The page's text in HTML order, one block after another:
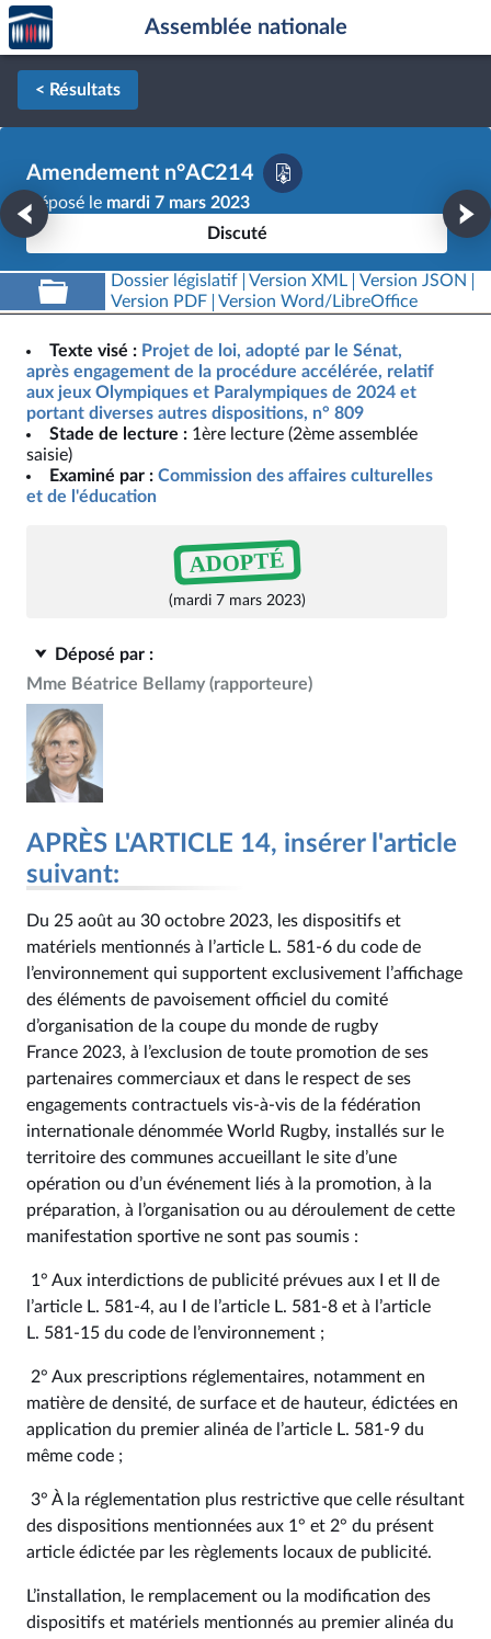
Aller au contenu
Aller en bas de la page
Accèder
à la
page
d'accueil
Assemblée nationale
< Résultats
Amendement n°AC214
Déposé le mardi 7 mars 2023
Discuté
Dossier législatif Version XML
Version JSON
Version PDF
Version Word/LibreOffice
Texte visé : Projet de loi, adopté par le Sénat,
après engagement de la procédure accélérée, relatif
aux jeux Olympiques et Paralympiques de 2024 et
portant diverses autres dispositions, n° 809
Stade de lecture : 1ère lecture (2ème assemblée
saisie)
Examiné par : Commission des affaires culturelles
et de l'éducation
ADOPTÉ
(mardi 7 mars 2023)
Déposé par :
Mme Béatrice Bellamy (rapporteure)
APRÈS L'ARTICLE 14, insérer l'article
suivant:
Du 25 août au 30 octobre 2023, les dispositifs et
matériels mentionnés à l’article L. 581‑6 du code de
l’environnement qui supportent exclusivement l’affichage
des éléments de pavoisement officiel du comité
d’organisation de la coupe du monde de rugby
France 2023, à l’exclusion de toute promotion de ses
partenaires commerciaux et dans le respect de ses
engagements contractuels vis-à-vis de la fédération
internationale dénommée World Rugby, installés sur le
territoire des communes accueillant le site d’une
opération ou d’un événement liés à la promotion, à la
préparation, à l’organisation ou au déroulement de cette
manifestation sportive ne sont pas soumis :
1° Aux interdictions de publicité prévues aux I et II de
l’article L. 581‑4, au I de l’article L. 581‑8 et à l’article
L. 581‑15 du code de l’environnement ;
2° Aux prescriptions réglementaires, notamment en
matière de densité, de surface et de hauteur, édictées en
application du premier alinéa de l’article L. 581‑9 du
même code ;
3° À la réglementation plus restrictive que celle résultant
des dispositions mentionnées aux 1° et 2° du présent
article édictée par les règlements locaux de publicité.
L’installation, le remplacement ou la modification des
dispositifs et matériels mentionnés au premier alinéa du